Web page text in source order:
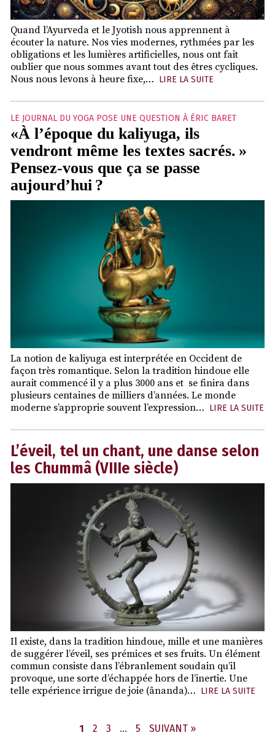
Quand l’Ayurveda et le Jyotish nous apprennent à
écouter la nature. Nos vies modernes, rythmées par les
obligations et les lumières artificielles, nous ont fait
oublier que nous sommes avant tout des êtres cycliques.
Nous nous levons à heure fixe,… LIRE LA SUITE
LE JOURNAL DU YOGA POSE UNE QUESTION À ÉRIC BARET
«À l’époque du kaliyuga, ils
vendront même les textes sacrés. »
Pensez-vous que ça se passe
aujourd’hui ?
La notion de kaliyuga est interprétée en Occident de
façon très romantique. Selon la tradition hindoue elle
aurait commencé il y a plus 3000 ans et se finira dans
plusieurs centaines de milliers d’années. Le monde
moderne s’approprie souvent l’expression… LIRE LA SUITE
L’éveil, tel un chant, une danse selon
les Chummâ (VIIIe siècle)
Il existe, dans la tradition hindoue, mille et une manières
de suggérer l’éveil, ses prémices et ses fruits. Un élément
commun consiste dans l’ébranlement soudain qu’il
provoque, une sorte d’échappée hors de l’inertie. Une
telle expérience irrigue de joie (ânanda)… LIRE LA SUITE
PAGE
1 PAGE
2 PAGE
3 … PAGE
5 SUIVANT »